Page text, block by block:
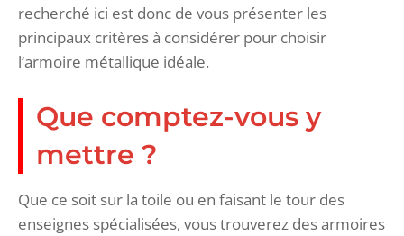
recherché ici est donc de vous présenter les
principaux critères à considérer pour choisir
l’armoire métallique idéale.
Que comptez-vous y
mettre ?
Que ce soit sur la toile ou en faisant le tour des
enseignes spécialisées, vous trouverez des armoires